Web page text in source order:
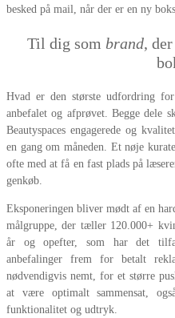
besked på mail, når der er en ny
Til dig som brand,
Hvad er den største udfordring
anbefalet og afprøvet. Begge dele
Beautyspaces engagerede og
en gang om måneden. Et nøje
ofte med at få en fast plads på
genkøb.
Eksponeringen bliver mødt af en
målgruppe, der tæller 120.000+
år og opefter, som har det
anbefalinger frem for betalt
nødvendigvis nemt, for et større
at være optimalt sammensat,
funktionalitet og udtryk.